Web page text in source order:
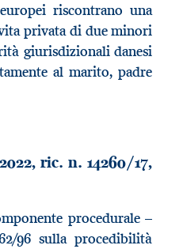
riscontrano una
privata di due minori
giurisdizionali danesi
al marito, padre
ric. n. 14260/17,
procedurale –
96 sulla procedibilità